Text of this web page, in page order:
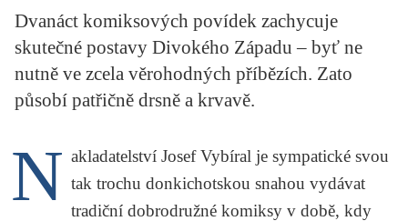
LITERATURY
KATEGORIE
STUDIE
PORTRÉT
UKÁZKA
SLOUPEK
Dvanáct komiksových povídek zachycuje
skutečné postavy Divokého Západu – byť ne
nutně ve zcela věrohodných příbězích. Zato
působí patřičně drsně a krvavě.
N akladatelství Josef Vybíral je sympatické svou
tak trochu donkichotskou snahou vydávat
tradiční dobrodružné komiksy v době, kdy